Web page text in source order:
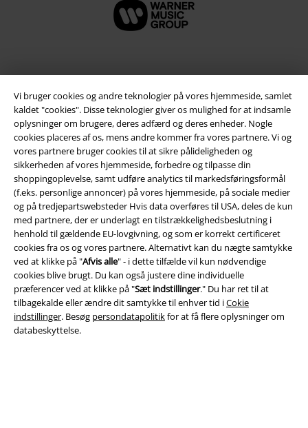
Vi bruger cookies og andre teknologier på vores hjemmeside, samlet
kaldet "cookies". Disse teknologier giver os mulighed for at indsamle
oplysninger om brugere, deres adfærd og deres enheder. Nogle
cookies placeres af os, mens andre kommer fra vores partnere. Vi og
vores partnere bruger cookies til at sikre pålideligheden og
sikkerheden af ​​vores hjemmeside, forbedre og tilpasse din
shoppingoplevelse, samt udføre analytics til markedsføringsformål
(f.eks. personlige annoncer) på vores hjemmeside, på sociale medier
og på tredjepartswebsteder Hvis data overføres til USA, deles de kun
med partnere, der er underlagt en tilstrækkelighedsbeslutning i
henhold til gældende EU-lovgivning, og som er korrekt certificeret
cookies fra os og vores partnere. Alternativt kan du nægte samtykke
ved at klikke på "Afvis alle" - i dette tilfælde vil kun nødvendige
cookies blive brugt. Du kan også justere dine individuelle
præferencer ved at klikke på "Sæt indstillinger." Du har ret til at
tilbagekalde eller ændre dit samtykke til enhver tid iCokie
indstillinger. Besøg persondatapolitikfor at få flere oplysninger om
databeskyttelse.
Juridisk
Salgs-, medlems- & leveringsbetingelser
Om EMP Danmark
Persondatapolitik
Bortskaffelse af affald og miljøbeskyttelse
Overensstemmelseserklæring